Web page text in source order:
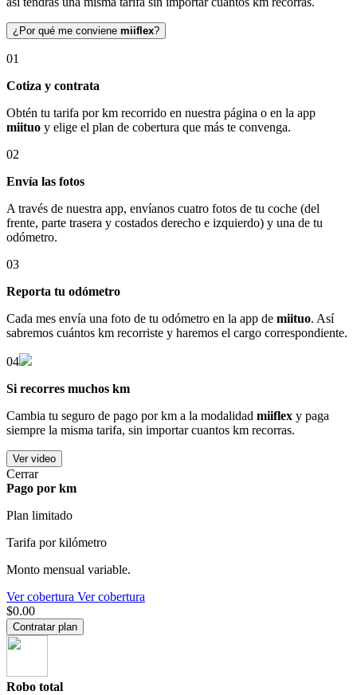
¿Por qué me conviene miiflex?
01
Cotiza y contrata
Obtén tu tarifa por km recorrido en nuestra página o en la app
miituo y elige el plan de cobertura que más te convenga.
02
Envía las fotos
A través de nuestra app, envíanos cuatro fotos de tu coche (del
frente, parte trasera y costados derecho e izquierdo) y una de tu
odómetro.
03
Reporta tu odómetro
Cada mes envía una foto de tu odómetro en la app de miituo. Así
sabremos cuántos km recorriste y haremos el cargo correspondiente.
04
Si recorres muchos km
Cambia tu seguro de pago por km a la modalidad miiflex y paga
siempre la misma tarifa, sin importar cuantos km recorras.
Ver video
Cerrar
Pago por km
Plan limitado
Tarifa por kilómetro
Monto mensual variable.
Ver cobertura Ver cobertura
$0.00
Contratar plan
Robo total